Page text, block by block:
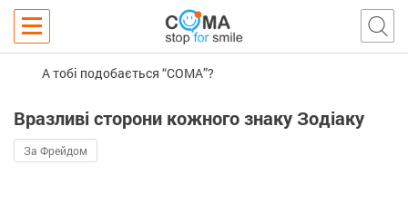
А тобі подобається “COMA”?
Вразливі сторони кожного знаку Зодіаку
За Фрейдом